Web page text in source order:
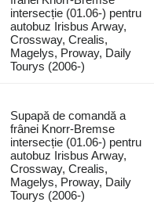
intersecție (01.06-) pentru
autobuz Irisbus Arway,
Crossway, Crealis,
Magelys, Proway, Daily
Tourys (2006-)
Supapă de comandă a
frânei Knorr-Bremse
intersecție (01.06-) pentru
autobuz Irisbus Arway,
Crossway, Crealis,
Magelys, Proway, Daily
Tourys (2006-)